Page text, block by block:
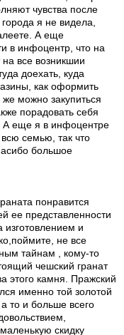
чувства после
я не видела,
А еще
в инфоцентр, что на
все возникшии
доехать, куда
как оформить
можно закупиться
порадовать себя
А еще я в инфоцентре
семью, так что
большое
понравится
ее представленности
и
не все
тайнам , кому-то
чешский гранат
этого камня. Пражский
именно той золотой
то и больше всего
скидку